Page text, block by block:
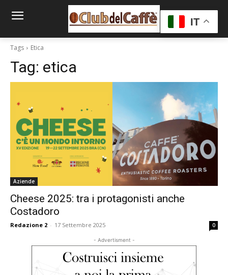
Tags Etica
Tag: etica
Aziende
Cheese 2025: tra i protagonisti anche
Costadoro
Redazione 2 - 17 Settembre 2025 0
- Advertisment -
IT